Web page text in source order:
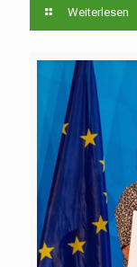
Weiterlesen